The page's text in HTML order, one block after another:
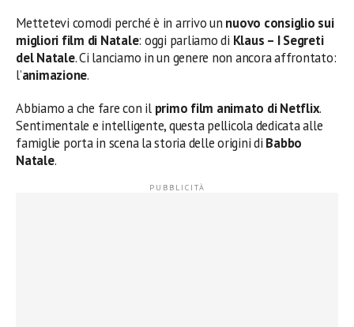
Mettetevi comodi perché è in arrivo un nuovo consiglio sui
migliori film di Natale: oggi parliamo di Klaus – I Segreti
del Natale. Ci lanciamo in un genere non ancora affrontato:
l’animazione.
Abbiamo a che fare con il primo film animato di Netflix.
Sentimentale e intelligente, questa pellicola dedicata alle
famiglie porta in scena la storia delle origini di Babbo
Natale.